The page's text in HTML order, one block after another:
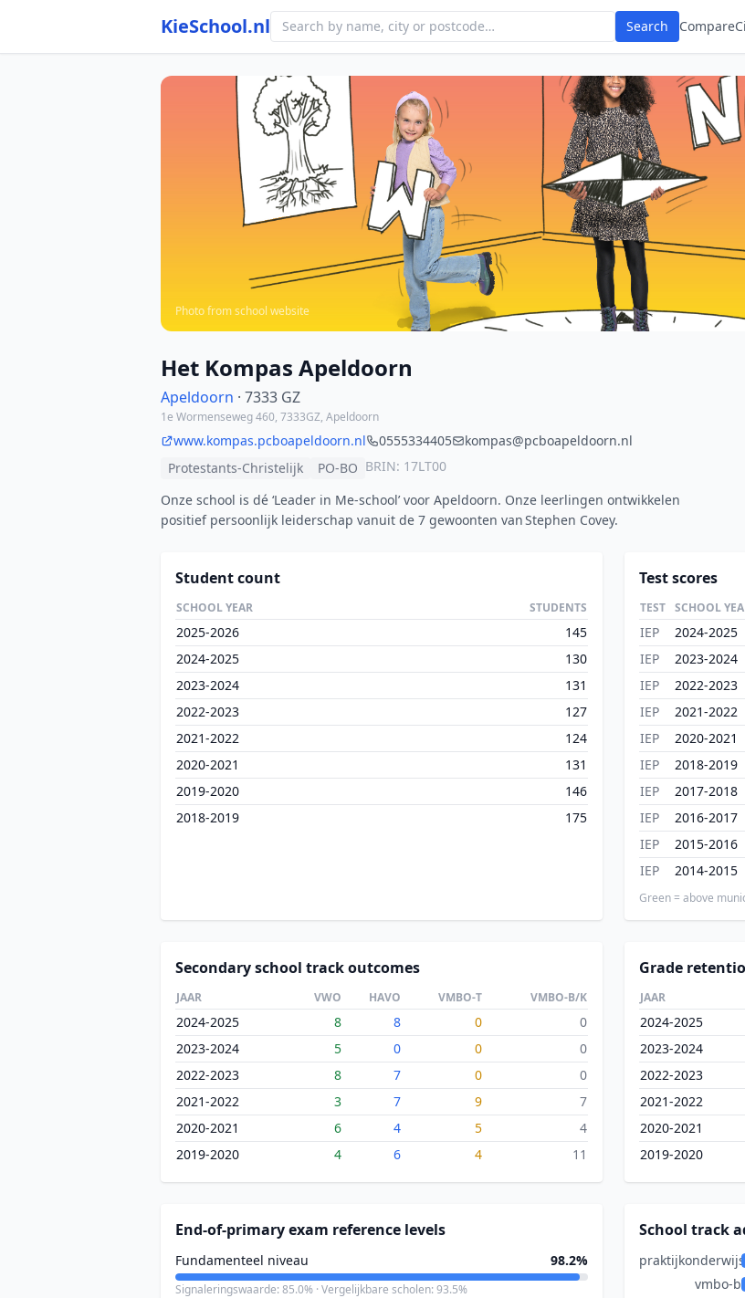
KieSchool.nl Search Compare
Photo from school website
Het Kompas Apeldoorn
Apeldoorn · 7333 GZ
1e Wormenseweg 460, 7333GZ, Apeldoorn
www.kompas.pcboapeldoorn.nl 0555334405
kompas@pcboapeldoorn.nl
Protestants-Christelijk
PO-BO BRIN: 17LT00
Onze school is dé ‘Leader in Me-school’ voor Apeldoorn. Onze leerlingen ontwikkelen
positief persoonlijk leiderschap vanuit de 7 gewoonten van Stephen Covey.
Student count
SCHOOL YEAR STUDENTS
2025-2026
145
2024-2025
130
2023-2024
131
2022-2023
127
2021-2022
124
2020-2021
131
2019-2020
146
2018-2019
175
Test scores
TEST SCHOOL
IEP 2024-2025
IEP
2023-2024
IEP
2022-2023
IEP
2021-2022
IEP
2020-2021
IEP
2018-2019
IEP
2017-2018
IEP
2016-2017
IEP
2015-2016
IEP
2014-2015
Green = above
Secondary school track outcomes
JAAR VWO HAVO VMBO-T VMBO-B/K
2024-2025 8 8 0
0
2023-2024
5 0 0
0
2022-2023
8 7 0
0
2021-2022
3 7 9
7
2020-2021
6 4 5
4
2019-2020
4 6 4 11
Grade
JAAR
2024-2025
2023-2024
2022-2023
2021-2022
2020-2021
2019-2020
End-of-primary exam reference levels
Fundamenteel niveau 98.2%
Signaleringswaarde: 85.0% · Vergelijkbare scholen: 93.5%
School track
praktijkonderwijs
vmbo-b